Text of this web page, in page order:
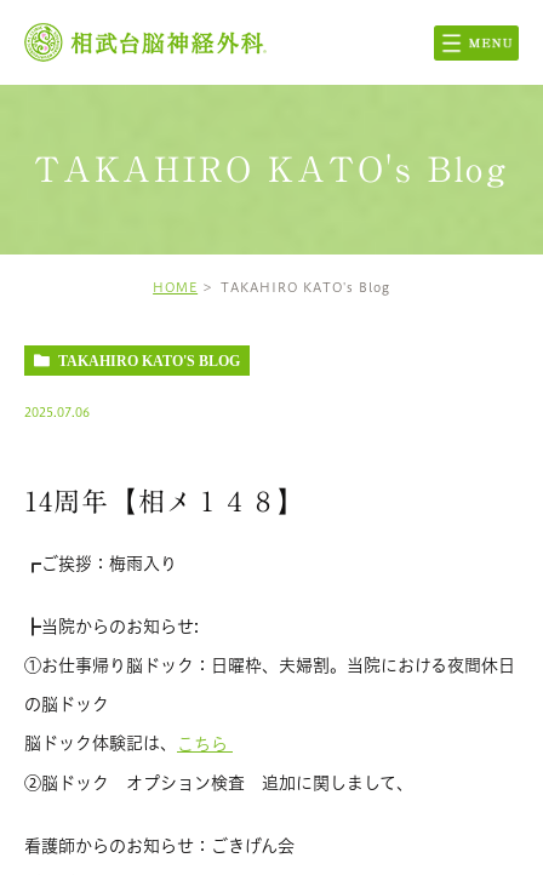
TAKAHIRO KATO's Blog
HOME TAKAHIRO KATO's Blog
TAKAHIRO KATO'S BLOG
2025.07.06
14周年【相メ１４８】
┏ご挨拶：梅雨入り
┣当院からのお知らせ:
①お仕事帰り脳ドック：日曜枠、夫婦割。当院における夜間休日
の脳ドック
脳ドック体験記は、 こちら
②脳ドック オプション検査 追加に関しまして、
看護師からのお知らせ：ごきげん会